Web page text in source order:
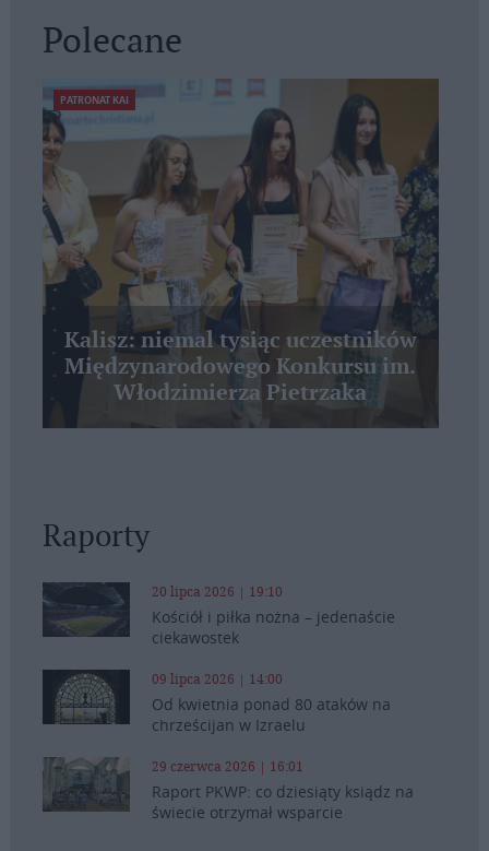
Polecane
PATRONAT KAI
Kalisz: niemal tysiąc uczestników
Międzynarodowego Konkursu im.
Włodzimierza Pietrzaka
Raporty
20 lipca 2026 | 19:10
Kościół i piłka nożna – jedenaście
ciekawostek
09 lipca 2026 | 14:00
Od kwietnia ponad 80 ataków na
chrześcijan w Izraelu
29 czerwca 2026 | 16:01
Raport PKWP: co dziesiąty ksiądz na
świecie otrzymał wsparcie